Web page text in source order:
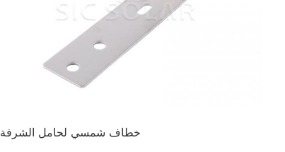
خطاف شمسي لحامل الشرفة